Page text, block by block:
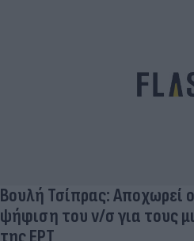
Βουλή Τσίπρας: Αποχωρεί
ψήφιση του ν/σ για τους